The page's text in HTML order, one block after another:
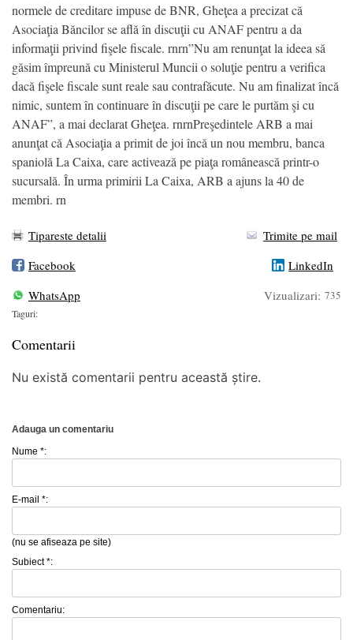
normele de creditare impuse de BNR, Gheţea a precizat că
Asociaţia Băncilor se află în discuţii cu ANAF pentru a da
informaţii privind fişele fiscale. rnrn”Nu am renunţat la ideea să
găsim împreună cu Ministerul Muncii o soluţie pentru a verifica
dacă fişele fiscale sunt reale sau contrafăcute. Nu am finalizat încă
nimic, suntem în continuare în discuţii pe care le purtăm şi cu
ANAF”, a mai declarat Gheţea. rnrnPreşedintele ARB a mai
anunţat că Asociaţia a primit de joi încă un nou membru, banca
spaniolă La Caixa, care activează pe piaţa românească printr-o
sucursală. În urma primirii La Caixa, ARB a ajuns la 40 de
membri. rn
Tipareste detalii
Trimite pe mail
Facebook
LinkedIn
WhatsApp
Vizualizari: 735
Taguri:
Comentarii
Nu există comentarii pentru această știre.
Adauga un comentariu
Nume *:
E-mail *:
(nu se afiseaza pe site)
Subiect *:
Comentariu: